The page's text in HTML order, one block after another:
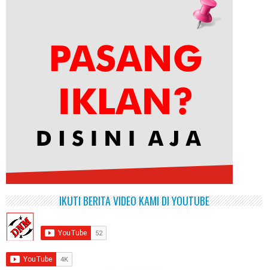
IKUTI BERITA VIDEO KAMI DI YOUTUBE